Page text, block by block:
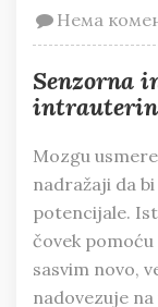
Нема
Senzorna
Mozgu
nadražaji da
potencijale.
čovek
sasvim novo,
nadovezuje